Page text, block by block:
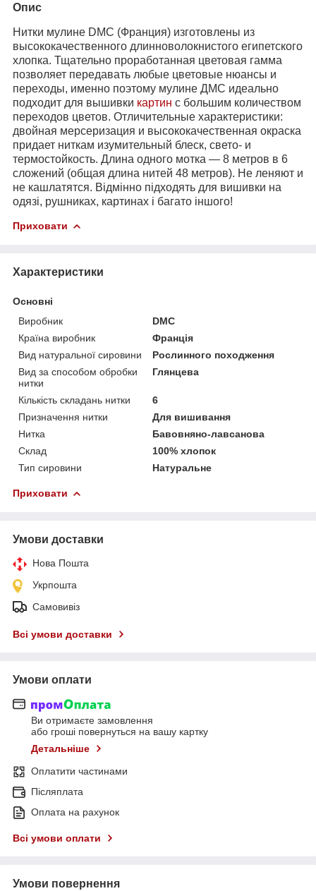
Опис
Нитки мулине DMC (Франция) изготовлены из
высококачественного длинноволокнистого египетского
хлопка. Тщательно проработанная цветовая гамма
позволяет передавать любые цветовые нюансы и
переходы, именно поэтому мулине ДМС идеально
подходит для вышивки картин с большим количеством
переходов цветов. Отличительные характеристики:
двойная мерсеризация и высококачественная окраска
придает ниткам изумительный блеск, свето- и
термостойкость. Длина одного мотка ― 8 метров в 6
сложений (общая длина нитей 48 метров). Не леняют и
не кашлатятся. Відмінно підходять для вишивки на
одязі, рушниках, картинах і багато іншого!
Приховати
Характеристики
Основні
Виробник
DMC
Країна виробник
Франція
Вид натуральної сировини
Рослинного походження
Вид за способом обробки
нитки
Глянцева
Кількість складань нитки
6
Призначення нитки
Для вишивання
Нитка
Бавовняно-лавсанова
Склад
100% хлопок
Тип сировини
Натуральне
Приховати
Умови доставки
Нова Пошта
Укрпошта
Самовивіз
Всі умови доставки
Умови оплати
Ви отримаєте замовлення
або гроші повернуться на вашу картку
Детальніше
Оплатити частинами
Післяплата
Оплата на рахунок
Всі умови оплати
Умови повернення